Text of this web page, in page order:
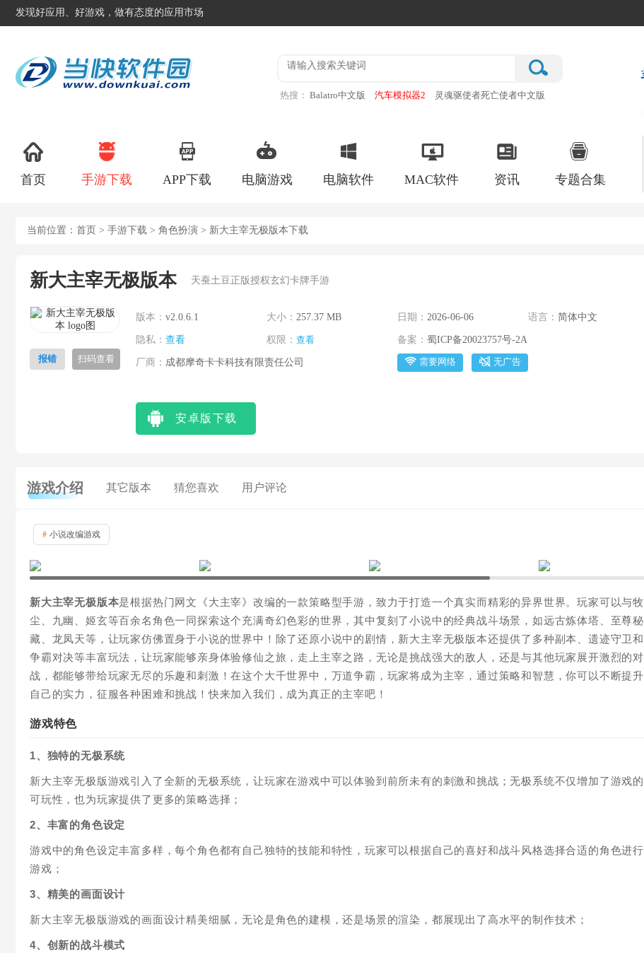
发现好应用、好游戏，做有态度的应用市场
热搜： Balatro中文版 汽车模拟器2
灵魂驱使者死亡使者中文版
首页 手游下载 APP下载 电脑游戏 电脑软件 MAC软件 资讯 专题合集
当前位置： 首页 > 手游下载 > 角色扮演 > 新大主宰无极版本下载
新大主宰无极版本 天蚕土豆正版授权玄幻卡牌手游
报错 扫码查看
版本： v2.0.6.1 大小： 257.37 MB 日期： 2026-06-06 语言： 简体中文
隐私： 查看 权限： 查看 备案： 蜀ICP备20023757号-2A
厂商： 成都摩奇卡卡科技有限责任公司 需要网络 无广告
安卓版下载
游戏介绍 其它版本 猜您喜欢 用户评论
# 小说改编游戏
新大主宰无极版本是根据热门网文《大主宰》改编的一款策略型手游，致力于打造一个真实而精彩的异界世界。玩家可以与牧
尘、九幽、姬玄等百余名角色一同探索这个充满奇幻色彩的世界，其中复刻了小说中的经典战斗场景，如远古炼体塔、至尊秘
藏、龙凤天等，让玩家仿佛置身于小说的世界中！除了还原小说中的剧情，新大主宰无极版本还提供了多种副本、遗迹守卫和
争霸对决等丰富玩法，让玩家能够亲身体验修仙之旅，走上主宰之路，无论是挑战强大的敌人，还是与其他玩家展开激烈的对
战，都能够带给玩家无尽的乐趣和刺激！在这个大千世界中，万道争霸，玩家将成为主宰，通过策略和智慧，你可以不断提升
自己的实力，征服各种困难和挑战！快来加入我们，成为真正的主宰吧！
游戏特色
1、独特的无极系统
新大主宰无极版游戏引入了全新的无极系统，让玩家在游戏中可以体验到前所未有的刺激和挑战；无极系统不仅增加了游戏的
可玩性，也为玩家提供了更多的策略选择；
2、丰富的角色设定
游戏中的角色设定丰富多样，每个角色都有自己独特的技能和特性，玩家可以根据自己的喜好和战斗风格选择合适的角色进行
游戏；
3、精美的画面设计
新大主宰无极版游戏的画面设计精美细腻，无论是角色的建模，还是场景的渲染，都展现出了高水平的制作技术；
4、创新的战斗模式